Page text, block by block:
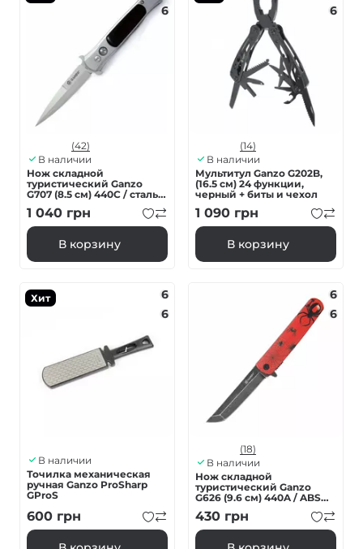
6
(42)
В наличии
Нож складной
туристический Ganzo
G707 (8.5 см) 440C / сталь с
деревом серый
1 040 грн
В корзину
6
(14)
В наличии
Мультитул Ganzo G202B,
(16.5 см) 24 функции,
черный + биты и чехол
1 090 грн
В корзину
Хит
6
6
В наличии
Точилка механическая
ручная Ganzo ProSharp
GProS
600 грн
6
6
(18)
В наличии
Нож складной
туристический Ganzo
G626 (9.6 см) 440A / ABS
красный
430 грн